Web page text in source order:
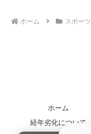
ホーム スポーツ
ホーム
経年劣化について